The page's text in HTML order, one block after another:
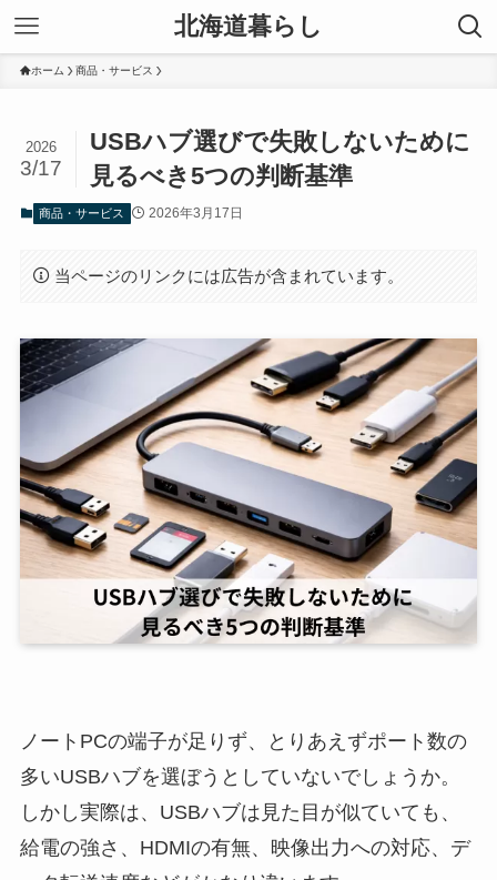
北海道暮らし
ホーム 商品・サービス
USBハブ選びで失敗しないために
見るべき5つの判断基準
2026
3/17
商品・サービス 2026年3月17日
当ページのリンクには広告が含まれています。
ノートPCの端子が足りず、とりあえずポート数の
多いUSBハブを選ぼうとしていないでしょうか。
しかし実際は、USBハブは見た目が似ていても、
給電の強さ、HDMIの有無、映像出力への対応、デ